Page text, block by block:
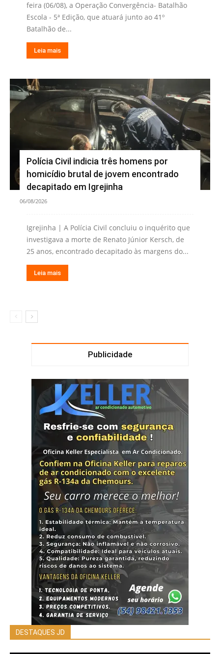
feira (06/08), a Operação Convergência- Batalhão
Escola - 5ª Edição, que atuará junto ao 41º
Batalhão de...
Leia mais
Polícia Civil indicia três homens por
homicídio brutal de jovem encontrado
decapitado em Igrejinha
06/08/2026
Igrejinha | A Polícia Civil concluiu o inquérito que
investigava a morte de Renato Júnior Kersch, de
25 anos, encontrado decapitado às margens do...
Leia mais
Publicidade
DESTAQUES JD